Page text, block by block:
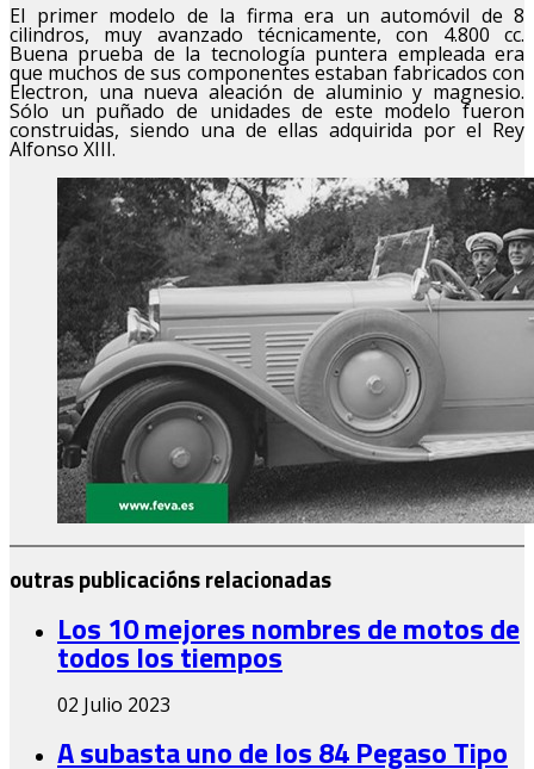
El primer modelo de la firma era un automóvil de 8
cilindros, muy avanzado técnicamente, con 4.800 cc.
Buena prueba de la tecnología puntera empleada era
que muchos de sus componentes estaban fabricados con
Electron, una nueva aleación de aluminio y magnesio.
Sólo un puñado de unidades de este modelo fueron
construidas, siendo una de ellas adquirida por el Rey
Alfonso XIII.
outras publicacións relacionadas
Los 10 mejores nombres de motos de
todos los tiempos
02 Julio 2023
A subasta uno de los 84 Pegaso Tipo